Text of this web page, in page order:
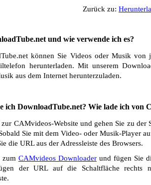
Zurück zu:
und wie verwende ich es?
können Sie Videos oder Musik von
herunterladen. Mit unserem
aus dem Internet herunterzuladen.
ich DownloadTube.net? Wie lade ich von
zur CAMvideos-Website und gehen Sie zu
Sie mit dem Video- oder Musik-Player
die URL aus der Adressleiste des Browsers.
zum CAMvideos Downloaderund fügen Sie
der URL auf die Schaltfläche rechts